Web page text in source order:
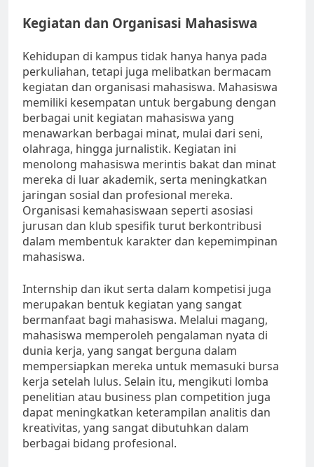
Kegiatan dan Organisasi Mahasiswa
Kehidupan di kampus tidak hanya hanya pada
perkuliahan, tetapi juga melibatkan bermacam
kegiatan dan organisasi mahasiswa. Mahasiswa
memiliki kesempatan untuk bergabung dengan
berbagai unit kegiatan mahasiswa yang
menawarkan berbagai minat, mulai dari seni,
olahraga, hingga jurnalistik. Kegiatan ini
menolong mahasiswa merintis bakat dan minat
mereka di luar akademik, serta meningkatkan
jaringan sosial dan profesional mereka.
Organisasi kemahasiswaan seperti asosiasi
jurusan dan klub spesifik turut berkontribusi
dalam membentuk karakter dan kepemimpinan
mahasiswa.
Internship dan ikut serta dalam kompetisi juga
merupakan bentuk kegiatan yang sangat
bermanfaat bagi mahasiswa. Melalui magang,
mahasiswa memperoleh pengalaman nyata di
dunia kerja, yang sangat berguna dalam
mempersiapkan mereka untuk memasuki bursa
kerja setelah lulus. Selain itu, mengikuti lomba
penelitian atau business plan competition juga
dapat meningkatkan keterampilan analitis dan
kreativitas, yang sangat dibutuhkan dalam
berbagai bidang profesional.